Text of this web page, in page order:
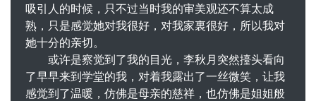
吸引人的时候，只不过当时我的审美观还不算太成
熟，只是感觉她对我很好，对我家裏很好，所以我对
她十分的亲切。
或许是察觉到了我的目光，李秋月突然擡头看向
了早早来到学堂的我，对着我露出了一丝微笑，让我
感觉到了温暖，仿佛是母亲的慈祥，也仿佛是姐姐般